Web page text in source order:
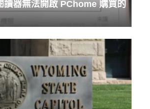
讀器無法開啟 PChome 購買的